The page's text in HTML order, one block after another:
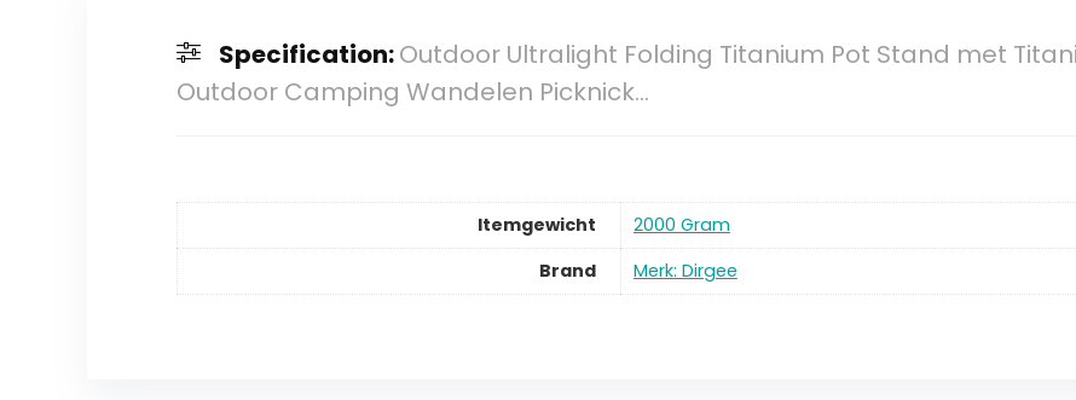
Specification:Outdoor Ultralight Folding Titanium Pot Stand met
Outdoor Camping Wandelen Picknick…
Itemgewicht
2000 Gram
Brand
Merk: Dirgee